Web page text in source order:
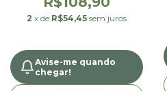
2 x de R$54,45 sem juros
Avise-me quando
chegar!